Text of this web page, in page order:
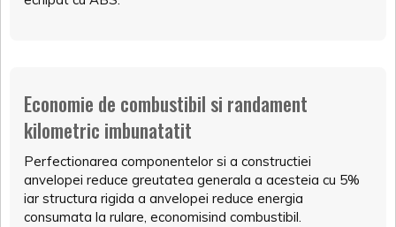
Economie de combustibil si randament
kilometric imbunatatit
Perfectionarea componentelor si a constructiei
anvelopei reduce greutatea generala a acesteia cu 5%
iar structura rigida a anvelopei reduce energia
consumata la rulare, economisind combustibil.